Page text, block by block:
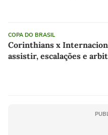
COPA DO BRASIL
Corinthians x
assistir, escalações e